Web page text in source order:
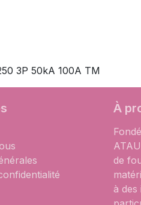
3P 50kA 100A TM
À
de
à des